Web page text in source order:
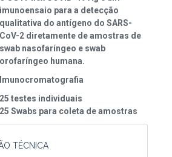
imunoensaio para a detecção
qualitativa do antígeno do SARS-
CoV-2 diretamente de amostras de
swab nasofaríngeo e swab
orofaríngeo humana.
Imunocromatografia
25 testes individuais
25 Swabs para coleta de amostras
TÉCNICA